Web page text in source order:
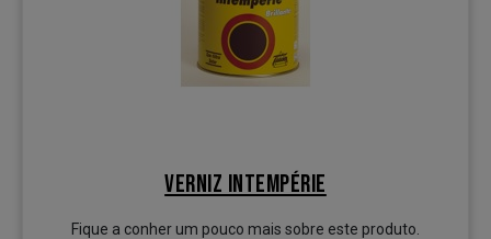
VERNIZ INTEMPÉRIE
Fique a conher um pouco mais sobre este produto.